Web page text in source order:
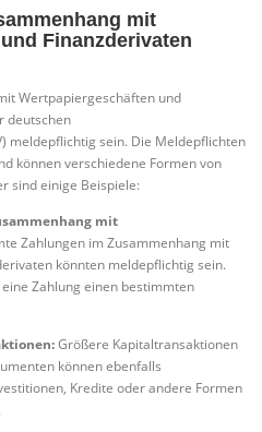
mit
Finanzderivaten
Wertpapiergeschäften und
deutschen
meldepflichtig sein. Die Meldepflichten
können verschiedene Formen von
sind einige Beispiele:
mit
Zahlungen im Zusammenhang mit
könnten meldepflichtig sein.
Zahlung einen bestimmten
Größere Kapitaltransaktionen
können ebenfalls
Kredite oder andere Formen